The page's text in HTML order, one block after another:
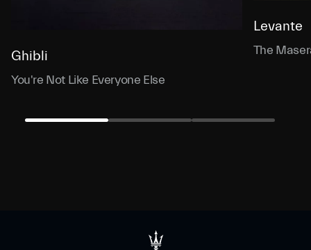
Ghibli
You're Not Like Everyone Else
Levante
The